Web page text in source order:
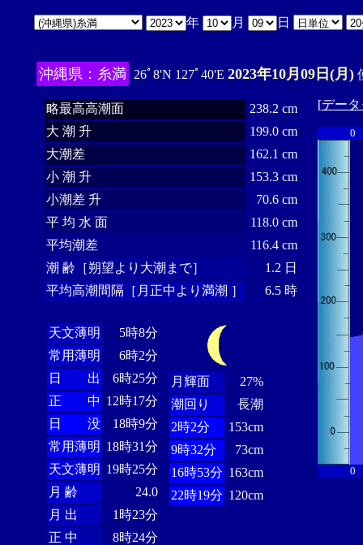
年 月 日
沖縄県：糸満 26ﾟ8'N 127ﾟ40'E 2023年10月09日(月)
略最高高潮面
238.2 cm
大 潮 升
199.0 cm
大潮差
162.1 cm
小 潮 升
153.3 cm
小潮差 升
70.6 cm
平 均 水 面
118.0 cm
平均潮差
116.4 cm
潮 齢［朔望より大潮まで］
1.2 日
平均高潮間隔［月正中より満潮 ］
6.5 時
天文薄明
5時8分
常用薄明
6時2分
日 出
6時25分
正 中 12時17分
日 没
18時9分
常用薄明 18時31分
天文薄明 19時25分
月 齢
24.0
月 出
1時23分
正 中
8時24分
月輝面
27%
潮回り
長潮
2時2分
153cm
9時32分
73cm
16時53分 163cm
22時19分 120cm
[デー
0
0